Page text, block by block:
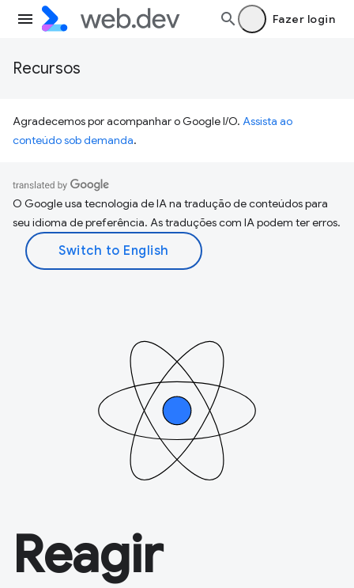
Fazer login
Recursos
Agradecemos por acompanhar o Google I/O. Assista ao
conteúdo sob demanda.
O Google usa tecnologia de IA na tradução de conteúdos para
seu idioma de preferência. As traduções com IA podem ter erros.
Reagir